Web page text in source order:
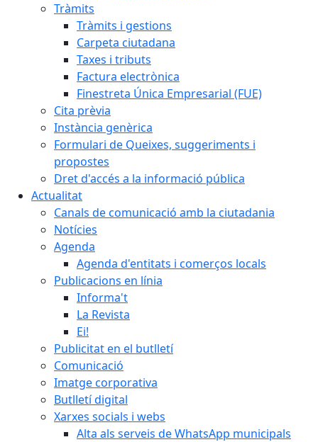
Tràmits
Tràmits i gestions
Carpeta ciutadana
Taxes i tributs
Factura electrònica
Finestreta Única Empresarial (FUE)
Cita prèvia
Instància genèrica
Formulari de Queixes, suggeriments i
propostes
Dret d'accés a la informació pública
Actualitat
Canals de comunicació amb la ciutadania
Notícies
Agenda
Agenda d'entitats i comerços locals
Publicacions en línia
Informa't
La Revista
Ei!
Publicitat en el butlletí
Comunicació
Imatge corporativa
Butlletí digital
Xarxes socials i webs
Alta als serveis de WhatsApp municipals